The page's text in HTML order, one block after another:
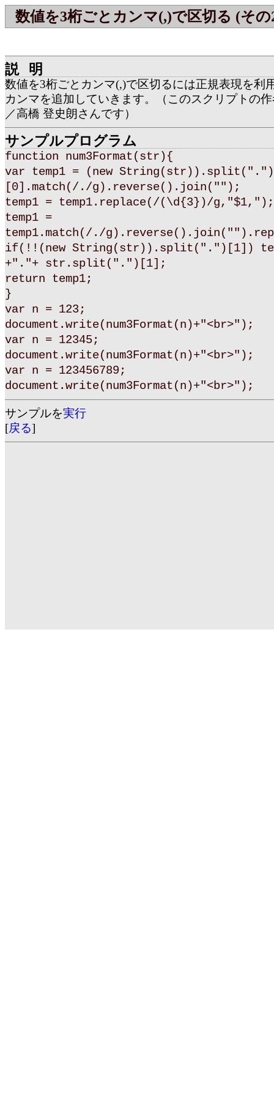
数値を3桁ごとカンマ(,)で区切る (その
説明
数値を3桁ごとカンマ(,)で区切るには正規表現を利
カンマを追加していきます。（このスクリプトの
／高橋 登史朗さんです）
サンプルプログラム
function num3Format(str){
var temp1 = (new String(str)).split(".")
[0].match(/./g).reverse().join("");
temp1 = temp1.replace(/(\d{3})/g,"$1,");
temp1 =
temp1.match(/./
if(!!(new String(str)).split(".")[1])
+"."+ str.split(".")[1];
return temp1;
}
var n = 123;
document.write(num3Format(n)+"<br>");
var n = 12345;
document.write(num3Format(n)+"<br>");
var n = 123456789;
document.write(num3Format(n)+"<br>");
サンプルを実行
[戻る]